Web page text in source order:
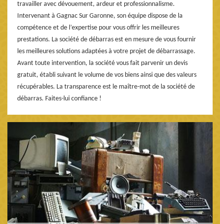
travailler avec dévouement, ardeur et professionnalisme.
Intervenant à Gagnac Sur Garonne, son équipe dispose de la
compétence et de l’expertise pour vous offrir les meilleures
prestations. La société de débarras est en mesure de vous fournir
les meilleures solutions adaptées à votre projet de débarrassage.
Avant toute intervention, la société vous fait parvenir un devis
gratuit, établi suivant le volume de vos biens ainsi que des valeurs
récupérables. La transparence est le maître-mot de la société de
débarras. Faites-lui confiance !